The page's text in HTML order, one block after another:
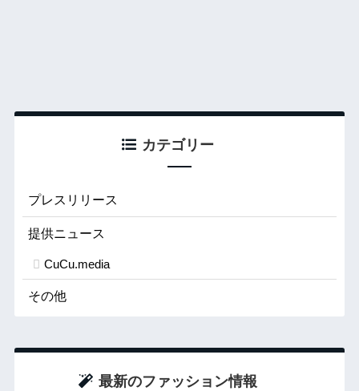
カテゴリー
プレスリリース
提供ニュース
CuCu.media
その他
最新のファッション情報